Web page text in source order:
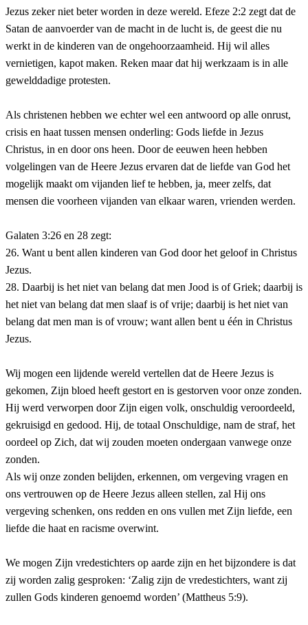
Jezus zeker niet beter worden in deze wereld. Efeze 2:2 zegt dat de
Satan de aanvoerder van de macht in de lucht is, de geest die nu
werkt in de kinderen van de ongehoorzaamheid. Hij wil alles
vernietigen, kapot maken. Reken maar dat hij werkzaam is in alle
gewelddadige protesten.
Als christenen hebben we echter wel een antwoord op alle onrust,
crisis en haat tussen mensen onderling: Gods liefde in Jezus
Christus, in en door ons heen. Door de eeuwen heen hebben
volgelingen van de Heere Jezus ervaren dat de liefde van God het
mogelijk maakt om vijanden lief te hebben, ja, meer zelfs, dat
mensen die voorheen vijanden van elkaar waren, vrienden werden.
Galaten 3:26 en 28 zegt:
26. Want u bent allen kinderen van God door het geloof in Christus
Jezus.
28. Daarbij is het niet van belang dat men Jood is of Griek; daarbij is
het niet van belang dat men slaaf is of vrije; daarbij is het niet van
belang dat men man is of vrouw; want allen bent u één in Christus
Jezus.
Wij mogen een lijdende wereld vertellen dat de Heere Jezus is
gekomen, Zijn bloed heeft gestort en is gestorven voor onze zonden.
Hij werd verworpen door Zijn eigen volk, onschuldig veroordeeld,
gekruisigd en gedood. Hij, de totaal Onschuldige, nam de straf, het
oordeel op Zich, dat wij zouden moeten ondergaan vanwege onze
zonden.
Als wij onze zonden belijden, erkennen, om vergeving vragen en
ons vertrouwen op de Heere Jezus alleen stellen, zal Hij ons
vergeving schenken, ons redden en ons vullen met Zijn liefde, een
liefde die haat en racisme overwint.
We mogen Zijn vredestichters op aarde zijn en het bijzondere is dat
zij worden zalig gesproken: ‘Zalig zijn de vredestichters, want zij
zullen Gods kinderen genoemd worden’ (Mattheus 5:9).